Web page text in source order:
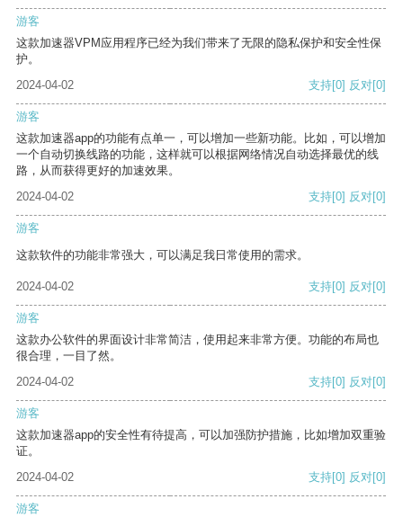
游客
这款加速器VPM应用程序已经为我们带来了无限的隐私保护和安全性保
护。
2024-04-02
支持[0] 反对[0]
游客
这款加速器app的功能有点单一，可以增加一些新功能。比如，可以增加
一个自动切换线路的功能，这样就可以根据网络情况自动选择最优的线
路，从而获得更好的加速效果。
2024-04-02
支持[0] 反对[0]
游客
这款软件的功能非常强大，可以满足我日常使用的需求。
2024-04-02 支持[0] 反对[0]
游客
这款办公软件的界面设计非常简洁，使用起来非常方便。功能的布局也
很合理，一目了然。
2024-04-02
支持[0] 反对[0]
游客
这款加速器app的安全性有待提高，可以加强防护措施，比如增加双重验
证。
2024-04-02
支持[0] 反对[0]
游客